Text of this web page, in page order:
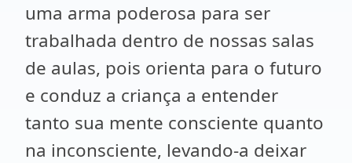
uma arma poderosa para ser
trabalhada dentro de nossas salas
de aulas, pois orienta para o futuro
e conduz a criança a entender
tanto sua mente consciente quanto
na inconsciente, levando-a deixar